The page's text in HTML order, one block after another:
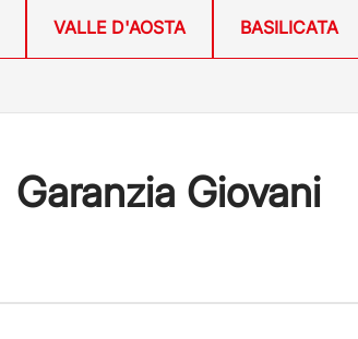
VALLE D'AOSTA BASILICATA
Garanzia Giovani